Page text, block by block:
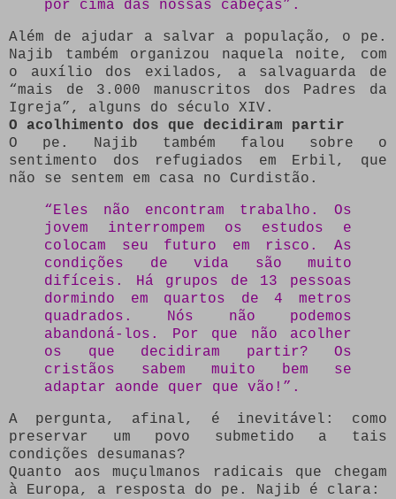
por cima das nossas cabeças”.
Além de ajudar a salvar a população, o pe.
Najib também organizou naquela noite, com
o auxílio dos exilados, a salvaguarda de
“mais de 3.000 manuscritos dos Padres da
Igreja”, alguns do século XIV.
O acolhimento dos que decidiram partir
O pe. Najib também falou sobre o
sentimento dos refugiados em Erbil, que
não se sentem em casa no Curdistão.
“Eles não encontram trabalho. Os
jovem interrompem os estudos e
colocam seu futuro em risco. As
condições de vida são muito
difíceis. Há grupos de 13 pessoas
dormindo em quartos de 4 metros
quadrados. Nós não podemos
abandoná-los. Por que não acolher
os que decidiram partir? Os
cristãos sabem muito bem se
adaptar aonde quer que vão!”.
A pergunta, afinal, é inevitável: como
preservar um povo submetido a tais
condições desumanas?
Quanto aos muçulmanos radicais que chegam
à Europa, a resposta do pe. Najib é clara: